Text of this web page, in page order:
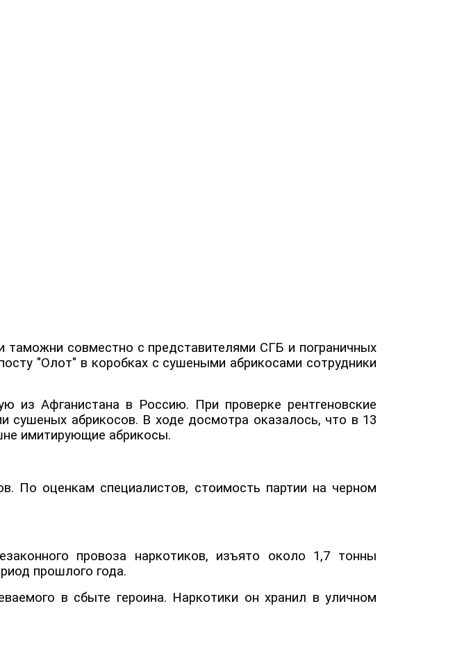
таможни совместно с представителями СГБ и пограничных
"Олот" в коробках с сушеными абрикосами сотрудники
из Афганистана в Россию. При проверке рентгеновские
сушеных абрикосов. В ходе досмотра оказалось, что в 13
имитирующие абрикосы.
По оценкам специалистов, стоимость партии на черном
провоза наркотиков, изъято около 1,7 тонны
прошлого года.
в сбыте героина. Наркотики он хранил в уличном